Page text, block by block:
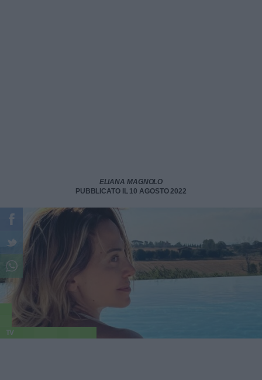
ELIANA MAGNOLO
PUBBLICATO IL 10 AGOSTO 2022
TV